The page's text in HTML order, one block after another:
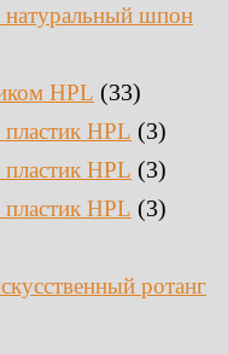
шпон
HPL (33)
HPL (3)
HPL (3)
HPL (3)
ротанг